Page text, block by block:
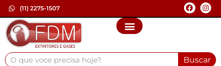
(11) 2275-1507
Buscar